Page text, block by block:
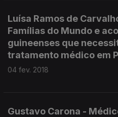
Luísa Ramos de
Famílias do Mundo e
guineenses que
tratamento médico em
04 fev. 2018
Gustavo Carona -